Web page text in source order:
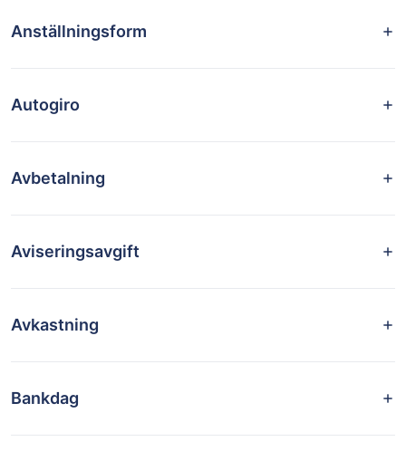
Anställningsform
Autogiro
Avbetalning
Aviseringsavgift
Avkastning
Bankdag